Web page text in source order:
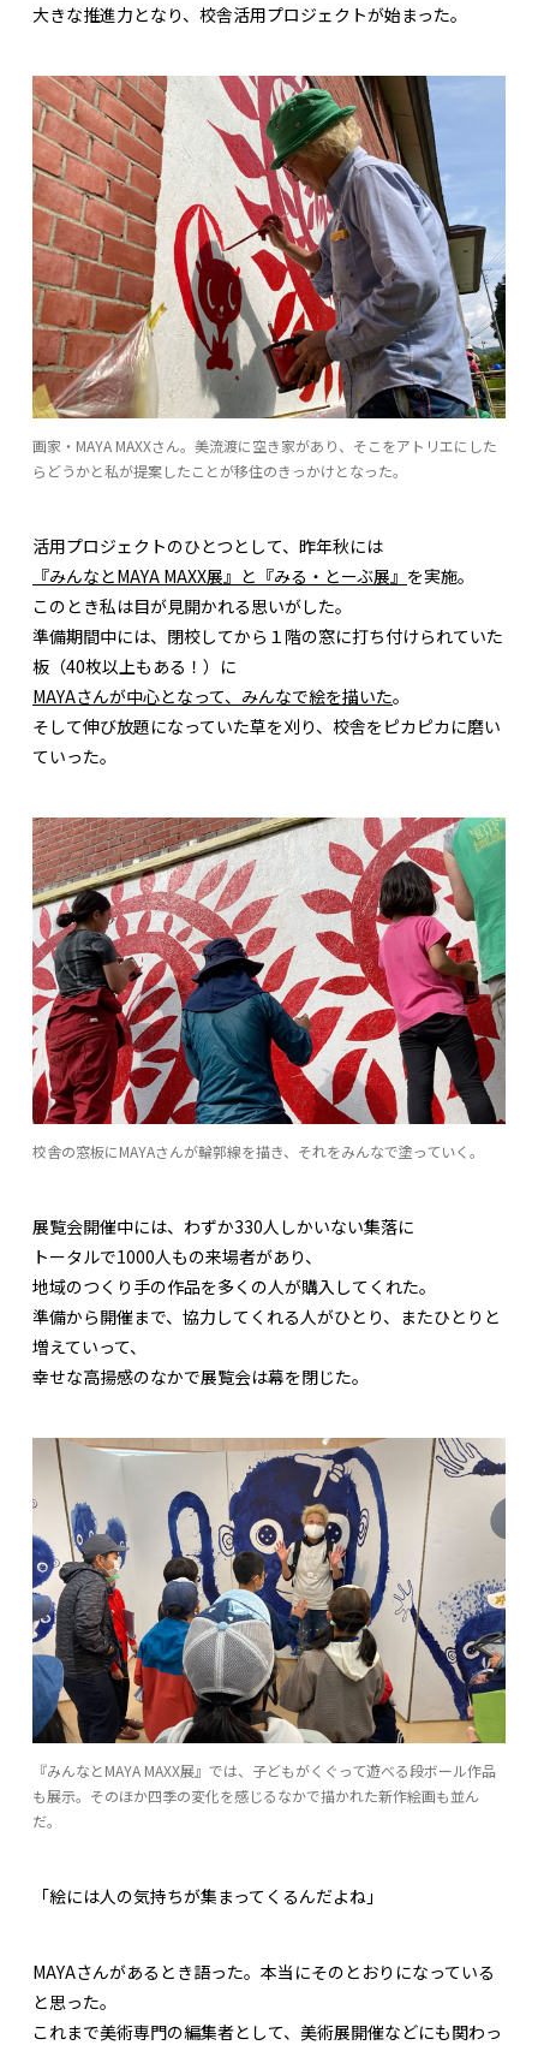
大きな推進力となり、校舎活用プロジェクトが始まった。
画家・MAYA MAXXさん。美流渡に空き家があり、そこをアトリエにした
らどうかと私が提案したことが移住のきっかけとなった。
活用プロジェクトのひとつとして、昨年秋には
『みんなとMAYA MAXX展』と『みる・とーぶ展』 を実施。
このとき私は目が見開かれる思いがした。
準備期間中には、閉校してから１階の窓に打ち付けられていた
板（40枚以上もある！）に
MAYAさんが中心となって、みんなで絵を描いた。
そして伸び放題になっていた草を刈り、校舎をピカピカに磨い
ていった。
校舎の窓板にMAYAさんが輪郭線を描き、それをみんなで塗っていく。
展覧会開催中には、わずか330人しかいない集落に
トータルで1000人もの来場者があり、
地域のつくり手の作品を多くの人が購入してくれた。
準備から開催まで、協力してくれる人がひとり、またひとりと
増えていって、
幸せな高揚感のなかで展覧会は幕を閉じた。
『みんなとMAYA MAXX展』では、子どもがくぐって遊べる段ボール作品
も展示。そのほか四季の変化を感じるなかで描かれた新作絵画も並ん
だ。
「絵には人の気持ちが集まってくるんだよね」
MAYAさんがあるとき語った。本当にそのとおりになっている
と思った。
これまで美術専門の編集者として、美術展開催などにも関わっ